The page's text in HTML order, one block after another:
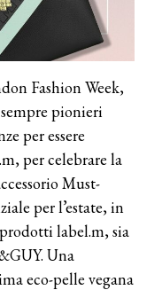
Fashion Week,
pionieri
per essere
per celebrare la
Must-
per l’estate, in
label.m, sia
Una
eco-pelle vegana